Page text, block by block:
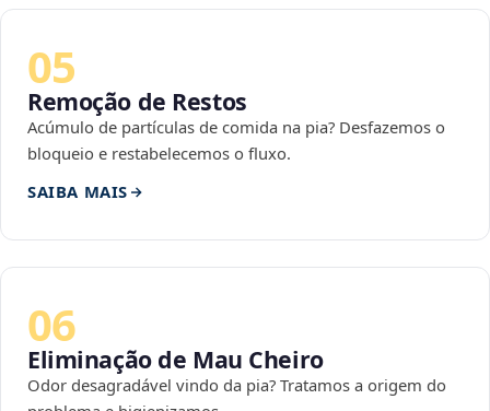
05
Remoção de Restos
Acúmulo de partículas de comida na pia? Desfazemos o
bloqueio e restabelecemos o fluxo.
SAIBA MAIS
06
Eliminação de Mau Cheiro
Odor desagradável vindo da pia? Tratamos a origem do